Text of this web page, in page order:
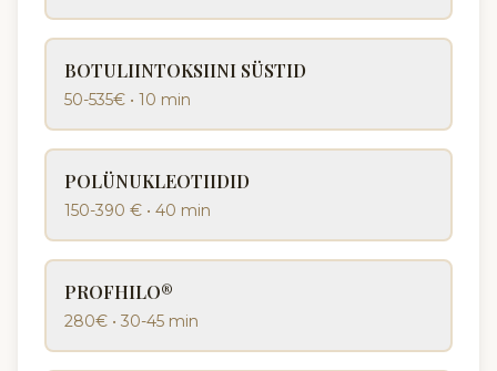
BOTULIINTOKSIINI SÜSTID
50-535€ • 10 min
POLÜNUKLEOTIIDID
150-390 € • 40 min
PROFHILO®
280€ • 30-45 min